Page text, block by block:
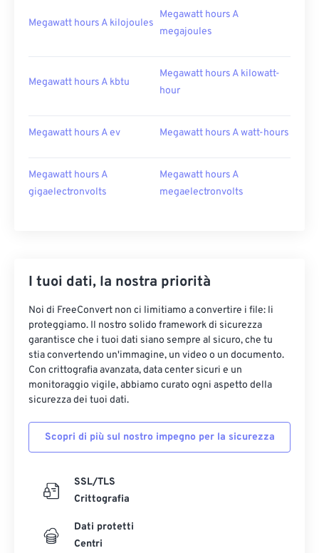
Megawatt hours A kilojoules
Megawatt hours A
megajoules
Megawatt hours A kbtu
Megawatt hours A kilowatt-
hour
Megawatt hours A ev Megawatt hours A watt-hours
Megawatt hours A
gigaelectronvolts
Megawatt hours A
megaelectronvolts
I tuoi dati, la nostra priorità
Noi di FreeConvert non ci limitiamo a convertire i file: li
proteggiamo. Il nostro solido framework di sicurezza
garantisce che i tuoi dati siano sempre al sicuro, che tu
stia convertendo un'immagine, un video o un documento.
Con crittografia avanzata, data center sicuri e un
monitoraggio vigile, abbiamo curato ogni aspetto della
sicurezza dei tuoi dati.
Scopri di più sul nostro impegno per la sicurezza
SSL/TLS
Crittografia
Dati protetti
Centri